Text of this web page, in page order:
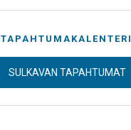
TAPAHTUMAKALENTERI
SULKAVAN TAPAHTUMAT